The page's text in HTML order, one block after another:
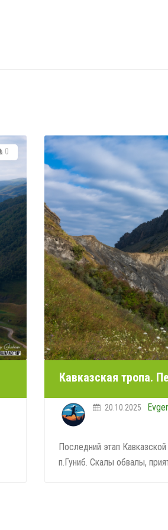
0
Кавказская тропа.
20.10.2025
Последний этап
п.Гуниб. Скалы обвалы,